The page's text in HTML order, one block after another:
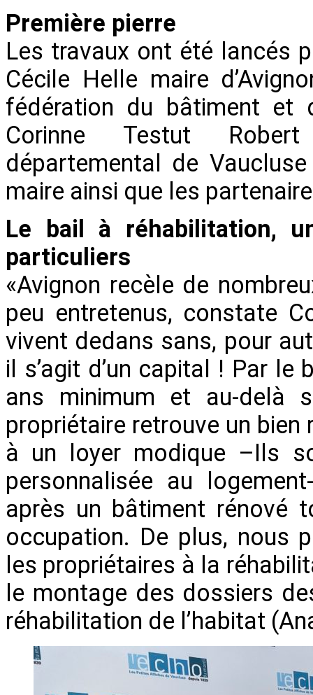
Première pierre
Les travaux ont été lancés
Cécile Helle maire
fédération du bâtiment et
Corinne Testut
départemental de
maire ainsi que les
Le bail à réhabilitation,
particuliers
«Avignon recèle de
peu entretenus, constate
vivent dedans sans, pour
il s’agit d’un capital ! Par le
ans minimum et au-delà
propriétaire retrouve un bien
à un loyer modique –Ils
personnalisée au
après un bâtiment rénové
occupation. De plus, nous
les propriétaires à la
le montage des dossiers
réhabilitation de l’habitat